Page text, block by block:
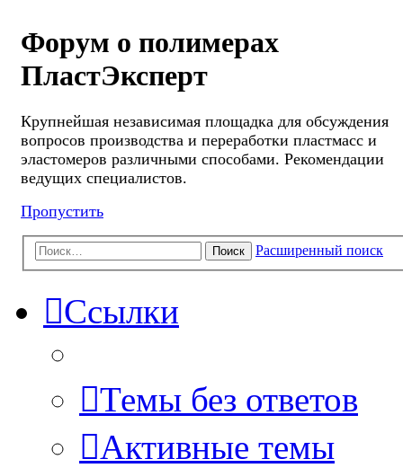
Форум о полимерах
ПластЭксперт
Крупнейшая независимая площадка для обсуждения
вопросов производства и переработки пластмасс и
эластомеров различными способами. Рекомендации
ведущих специалистов.
Пропустить
Поиск Расширенный поиск
Ссылки
Темы без ответов
Активные темы